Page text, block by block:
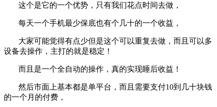
这个是它的一个优势，只有我们花点时间去做，
每天一个手机最少保底也有个几十的一个收益，
大家可能觉得有点少但是这个可以重复去做，而且可以多
设备去操作，主打的就是稳定！
而且是一个全自动的操作，真的实现睡后收益！
然后市面上基本都是单平台，而且需要支付10到几十块钱
的一个月的付费，